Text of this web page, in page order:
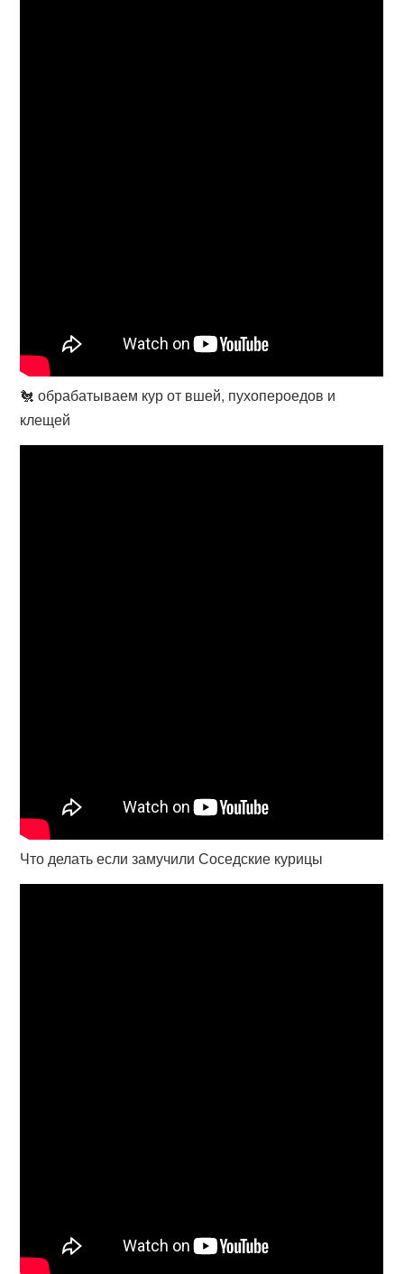
🐔 обрабатываем кур от вшей, пухопероедов и
клещей
Что делать если замучили Соседские курицы